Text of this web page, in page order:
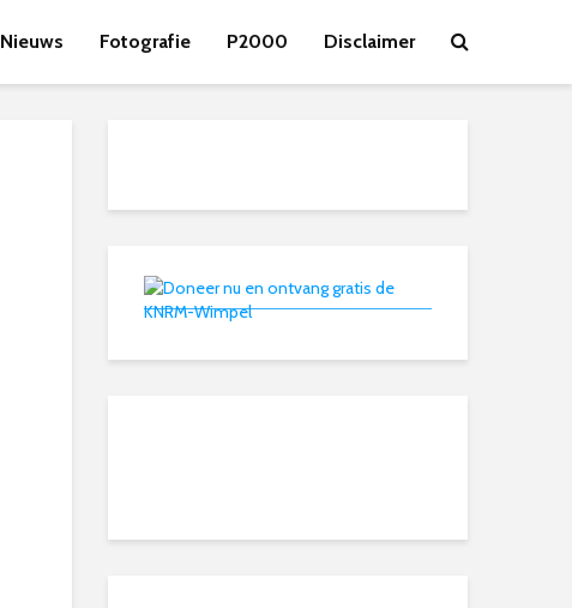
Nieuws Fotografie P2000 Disclaimer